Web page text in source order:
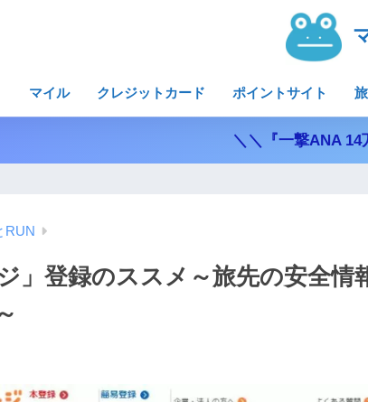
マイル クレジットカード ポイントサイト
＼＼『一撃ANA
RUN
」登録のススメ～旅先の安全情